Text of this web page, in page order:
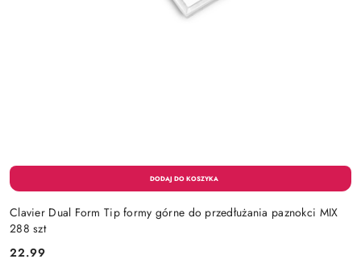
Clavier Dual Form Tip formy górne do przedłużania paznokci MIX
288 szt
22.99